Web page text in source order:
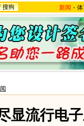
搜狗 新闻 -
显流行电